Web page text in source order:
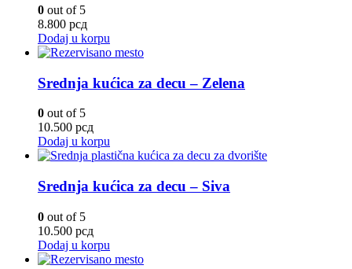
0 out of 5
8.800 рсд
Dodaj u korpu
Srednja kućica za decu – Zelena
0 out of 5
10.500 рсд
Dodaj u korpu
Srednja kućica za decu – Siva
0 out of 5
10.500 рсд
Dodaj u korpu